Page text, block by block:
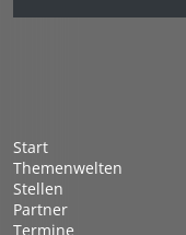
Start
Themenwelten
Stellen
Partner
Termine